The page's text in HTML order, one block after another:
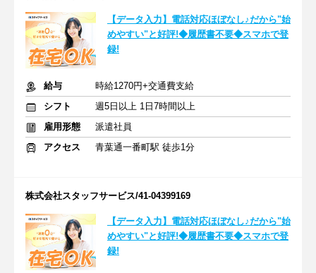
【データ入力】電話対応ほぼなし♪だから"始
めやすい"と好評!◆履歴書不要◆スマホで登
録!
給与
時給1270円+交通費支給
シフト
週5日以上 1日7時間以上
雇用形態
派遣社員
アクセス
青葉通一番町駅 徒歩1分
株式会社スタッフサービス/41-04399169
【データ入力】電話対応ほぼなし♪だから"始
めやすい"と好評!◆履歴書不要◆スマホで登
録!